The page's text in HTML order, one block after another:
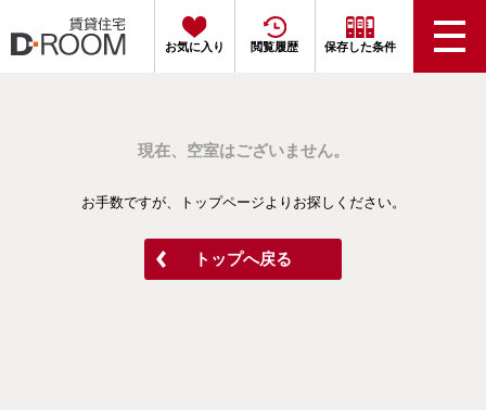
お気に入り 閲覧履歴 保存した条件
現在、空室はございません。
お手数ですが、トップページよりお探しください。
トップへ戻る